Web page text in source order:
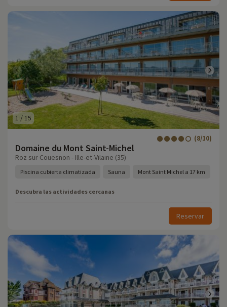
1 / 15
Domaine du Mont Saint-Michel
(8/10)
Roz sur Couesnon - Ille-et-Vilaine (35)
Piscina cubierta climatizada Sauna Mont Saint Michel a 17 km
Descubra las actividades cercanas
Reservar